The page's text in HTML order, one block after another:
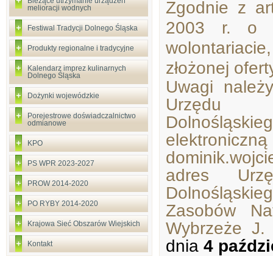
melioracji wodnych
Festiwal Tradycji Dolnego Śląska
Produkty regionalne i tradycyjne
Kalendarz imprez kulinarnych
Dolnego Śląska
Dożynki wojewódzkie
Porejestrowe doświadczalnictwo
odmianowe
KPO
PS WPR 2023-2027
PROW 2014-2020
PO RYBY 2014-2020
Krajowa Sieć Obszarów Wiejskich
Kontakt
Zgodnie z
2003 r. o
złożonej
Uwagi
Urzędu
adres
Zasobów
Wybrzeże J.
dnia 4